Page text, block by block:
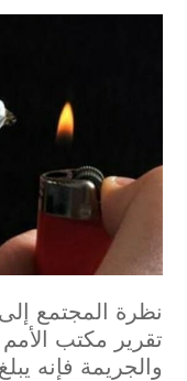
نظرة المجتمع
تقرير مكتب
والجريمة فإنه